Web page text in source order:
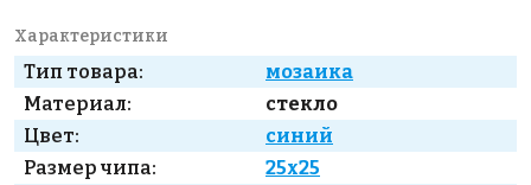
Характеристики
Тип товара:
мозаика
Материал:
стекло
Цвет:
синий
Размер чипа:
25x25